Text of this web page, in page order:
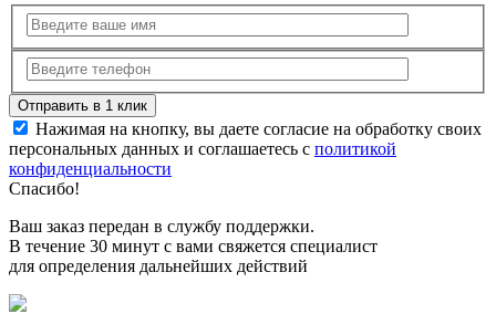
Нажимая на кнопку, вы даете согласие на обработку своих
персональных данных и соглашаетесь с политикой
конфиденциальности
Спасибо!
Ваш заказ передан в службу поддержки.
В течение 30 минут с вами свяжется специалист
для определения дальнейших действий